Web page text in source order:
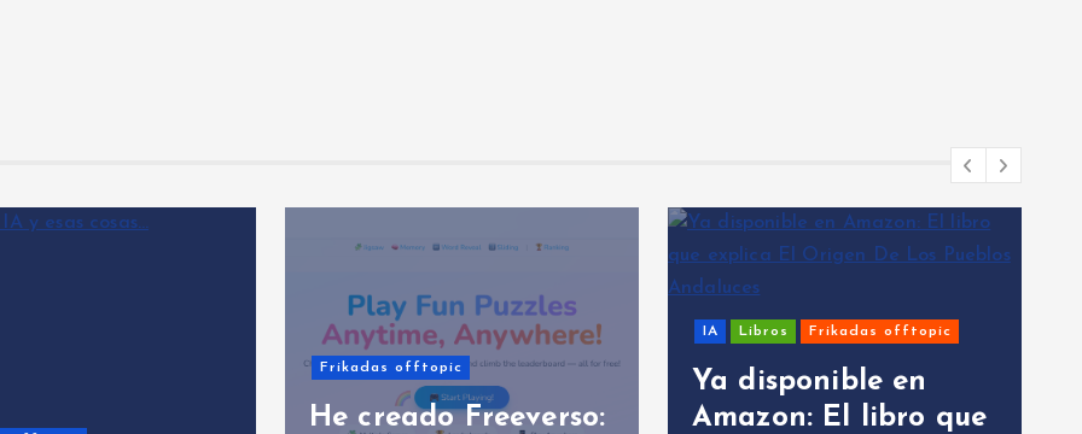
He creado Freeverso:
IA Libros Frikadas offtopic
Ya disponible en
Amazon: El libro que
Sistemas Windows
Ejercicio Misión